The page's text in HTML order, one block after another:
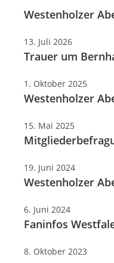
Westenholzer
13. Juli 2026
Trauer um
1. Oktober 2025
Westenholzer
15. Mai 2025
19. Juni 2024
Westenholzer
6. Juni 2024
Faninfos
8. Oktober 2023